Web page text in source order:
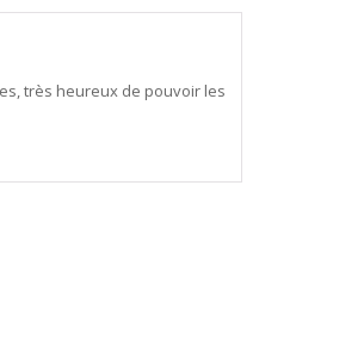
très heureux de pouvoir les